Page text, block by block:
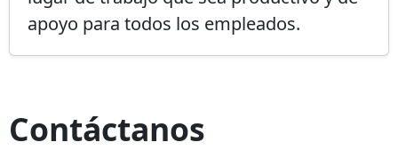
apoyo para todos los empleados.
Contáctanos